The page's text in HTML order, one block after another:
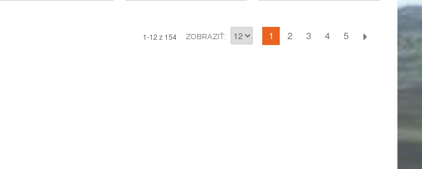
1-12 z 154 ZOBRAZIŤ 1 2 3 4 5